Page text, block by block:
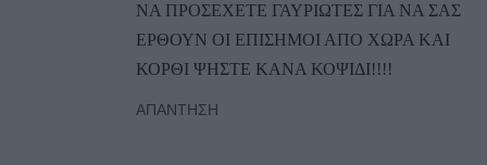
ΝΑ ΠΡΟΣΕΧΕΤΕ ΓΑΥΡΙΩΤΕΣ ΓΙΑ ΝΑ ΣΑΣ
ΕΡΘΟΥΝ ΟΙ ΕΠΙΣΗΜΟΙ ΑΠΟ ΧΩΡΑ ΚΑΙ
ΚΟΡΘΙ ΨΗΣΤΕ ΚΑΝΑ ΚΟΨΙΔΙ!!!!
ΑΠΆΝΤΗΣΗ